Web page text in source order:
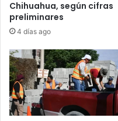
Chihuahua, según cifras
preliminares
4 días ago